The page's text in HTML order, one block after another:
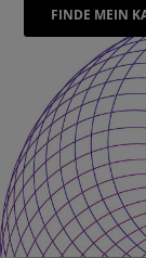
FINDE MEIN